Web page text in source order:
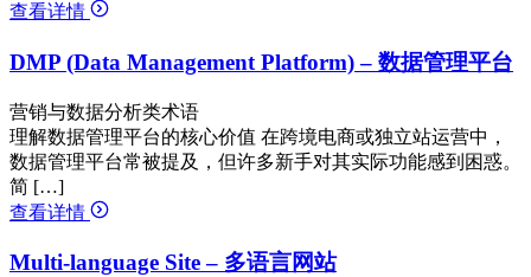
查看详情
DMP (Data Management Platform) – 数据管理平台
营销与数据分析类术语
理解数据管理平台的核心价值 在跨境电商或独立站运营中，
数据管理平台常被提及，但许多新手对其实际功能感到困惑。
简 […]
查看详情
Multi-language Site – 多语言网站